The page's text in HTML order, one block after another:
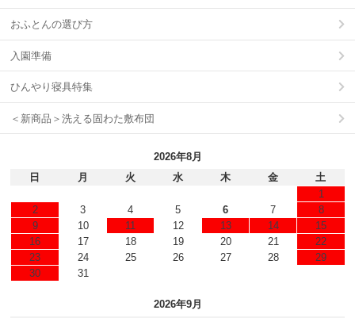
おふとんの選び方
入園準備
ひんやり寝具特集
＜新商品＞洗える固わた敷布団
2026年8月
日
月 火 水 木 金
土
1
2
3 4 5 6 7
8
9
10 11 12 13 14
15
16
17 18 19 20 21
22
23
24 25 26 27 28
29
30
31
2026年9月